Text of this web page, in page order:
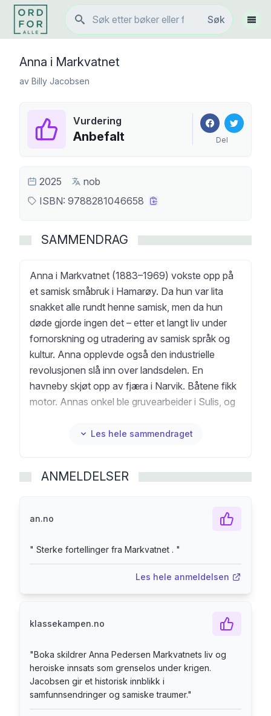
Søk
Søk
Vis
Anna i Markvatnet
av Billy Jacobsen
Vurdering
Anbefalt Del
2025
nob
ISBN: 9788281046658
SAMMENDRAG
Anna i Markvatnet (1883–1969) vokste opp på
et samisk småbruk i Hamarøy. Da hun var lita
snakket alle rundt henne samisk, men da hun
døde gjorde ingen det – etter et langt liv under
fornorskning og utradering av samisk språk og
kultur. Anna opplevde også den industrielle
revolusjonen slå inn over landsdelen. En
havneby skjøt opp av fjæra i Narvik. Båtene fikk
motor. Annas onkel ble gruvearbeider i Sulis, og
nordligste sementfabrikk, i Tysfjord. Da Anna
tidligere ukjent del av historien. Da Hamsun
innsats. Hun var flyktningelos og krigshelt, men
hun mottok aldri noen heder mens hun levde.
landssvik. De siste tiårene bodde Anna
Pedersen Markvatnet alene i ødemarka, på
omkommet i et vann etter et forferdelig uvær, 86
og forfatter. Han har bakgrunn fra blant annet
pressen og NRK, og er leder av Filosofilandskap
Lofoten AS.
Les hele sammendraget
ANMELDELSER
an.no
" Sterke fortellinger fra Markvatnet . "
Les hele anmeldelsen
klassekampen.no
"Boka skildrer Anna Pedersen Markvatnets liv og
heroiske innsats som grenselos under krigen.
Jacobsen gir et historisk innblikk i
samfunnsendringer og samiske traumer."